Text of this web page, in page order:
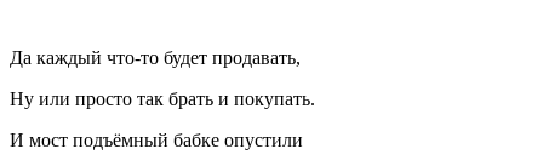
Да каждый что-то будет продавать,
Ну или просто так брать и покупать.
И мост подъёмный бабке опустили